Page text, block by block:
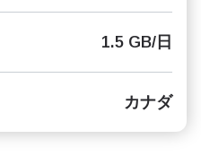
1.5 GB/日
カナダ